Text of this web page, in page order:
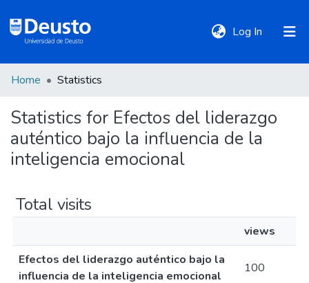
Log In (current)
Communities
&
Collections
All of DSpace
Policies
Home Statistics
Statistics for Efectos del liderazgo
auténtico bajo la influencia de la
inteligencia emocional
Total visits
views
Efectos del liderazgo auténtico bajo la
influencia de la inteligencia emocional
100